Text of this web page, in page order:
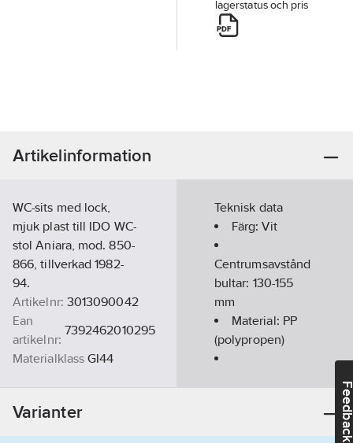
lagerstatus och pris
Artikelinformation
WC-sits med lock,
mjuk plast till IDO WC-
stol Aniara, mod. 850-
866, tillverkad 1982-
94.
Artikelnr: 3013090042
Ean
artikelnr:
7392462010295
Materialklass GI44
Teknisk data
Färg:Vit
Centrumsavstånd
bultar: 130-155
mm
Material: PP
(polypropen)
mm
Varianter